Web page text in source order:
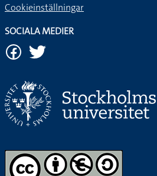
Cookieinställningar
SOCIALA MEDIER